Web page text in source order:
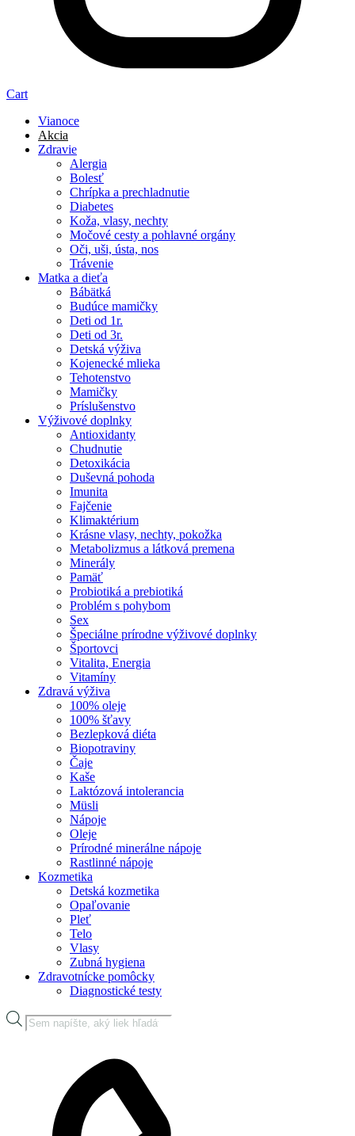
Cart
Vianoce
Akcia
Zdravie
Alergia
Bolesť
Chrípka a prechladnutie
Diabetes
Koža, vlasy, nechty
Močové cesty a pohlavné orgány
Oči, uši, ústa, nos
Trávenie
Matka a dieťa
Bábätká
Budúce mamičky
Deti od 1r.
Deti od 3r.
Detská výživa
Kojenecké mlieka
Tehotenstvo
Mamičky
Príslušenstvo
Výživové doplnky
Antioxidanty
Chudnutie
Detoxikácia
Duševná pohoda
Imunita
Fajčenie
Klimaktérium
Krásne vlasy, nechty, pokožka
Metabolizmus a látková premena
Minerály
Pamäť
Probiotiká a prebiotiká
Problém s pohybom
Sex
Špeciálne prírodne výživové doplnky
Športovci
Vitalita, Energia
Vitamíny
Zdravá výživa
100% oleje
100% šťavy
Bezlepková diéta
Biopotraviny
Čaje
Kaše
Laktózová intolerancia
Müsli
Nápoje
Oleje
Prírodné minerálne nápoje
Rastlinné nápoje
Kozmetika
Detská kozmetika
Opaľovanie
Pleť
Telo
Vlasy
Zubná hygiena
Zdravotnícke pomôcky
Diagnostické testy
Products
search